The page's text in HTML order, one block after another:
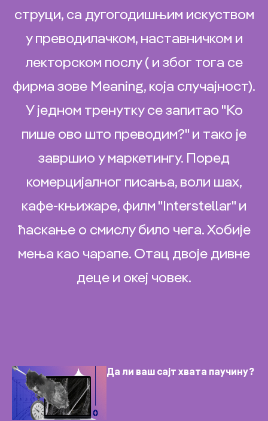
струци, са дугогодишњим искуством
у преводилачком, наставничком и
лекторском послу ( и због тога се
фирма зове Meaning, која случајност).
У једном тренутку се запитао "Ко
пише ово што преводим?" и тако је
завршио у маркетингу. Поред
комерцијалног писања, воли шах,
кафе-књижаре, филм "Interstellar" и
ћаскање о смислу било чега. Хобије
мења као чарапе. Отац двоје дивне
деце и океј човек.
Да ли ваш сајт хвата паучину?